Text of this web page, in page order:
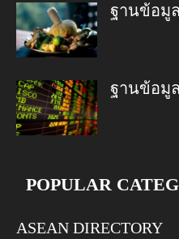
ฐานข้อมู
ฐานข้อมู
POPULAR
ASEAN DIRECTORY